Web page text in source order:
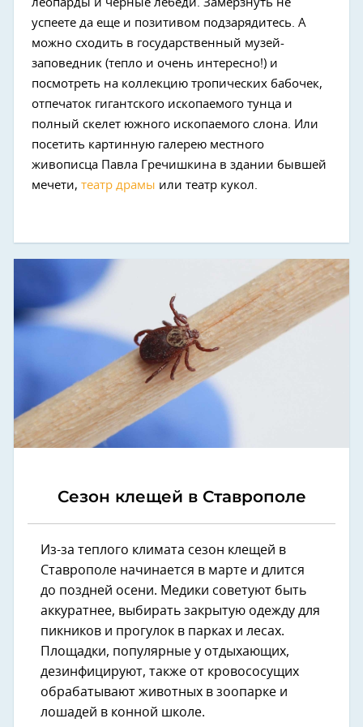
леопарды и черные лебеди. Замерзнуть не
успеете да еще и позитивом подзарядитесь. А
можно сходить в государственный музей-
заповедник (тепло и очень интересно!) и
посмотреть на коллекцию тропических бабочек,
отпечаток гигантского ископаемого тунца и
полный скелет южного ископаемого слона. Или
посетить картинную галерею местного
живописца Павла Гречишкина в здании бывшей
мечети, театр драмы или театр кукол.
Сезон клещей в Ставрополе
Из-за теплого климата сезон клещей в
Ставрополе начинается в марте и длится
до поздней осени. Медики советуют быть
аккуратнее, выбирать закрытую одежду для
пикников и прогулок в парках и лесах.
Площадки, популярные у отдыхающих,
дезинфицируют, также от кровососущих
обрабатывают животных в зоопарке и
лошадей в конной школе.